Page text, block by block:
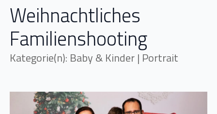
Weihnachtliches
Familienshooting
Kategorie(n): Baby & Kinder | Portrait